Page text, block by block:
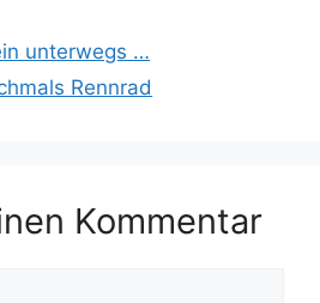
unterwegs …
Rennrad
Kommentar